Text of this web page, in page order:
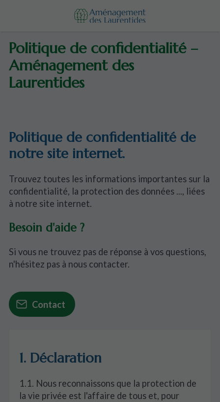
Politique de confidentialité –
Aménagement des
Laurentides
Politique de confidentialité de
notre site internet.
Trouvez toutes les informations importantes sur la
confidentialité, la protection des données ..., liées
à notre site internet.
Besoin d'aide ?
Si vous ne trouvez pas de réponse à vos questions,
n'hésitez pas à nous contacter.
Contact
1. Déclaration
1.1. Nous reconnaissons que la protection de
la vie privée est l'affaire de tous et, pour